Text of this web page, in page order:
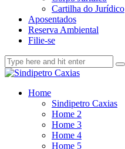
Cartilha do Jurídico
Aposentados
Reserva Ambiental
Filie-se
Home
Sindipetro Caxias
Home 2
Home 3
Home 4
Home 5